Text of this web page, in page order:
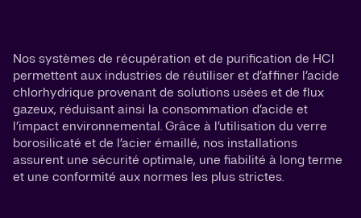
Nos systèmes de récupération et de purification de HCl
permettent aux industries de réutiliser et d’affiner l’acide
chlorhydrique provenant de solutions usées et de flux
gazeux, réduisant ainsi la consommation d’acide et
l’impact environnemental. Grâce à l’utilisation du verre
borosilicaté et de l’acier émaillé, nos installations
assurent une sécurité optimale, une fiabilité à long terme
et une conformité aux normes les plus strictes.